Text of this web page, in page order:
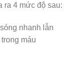
ra 4 mức độ sau:
nhanh lẫn
máu